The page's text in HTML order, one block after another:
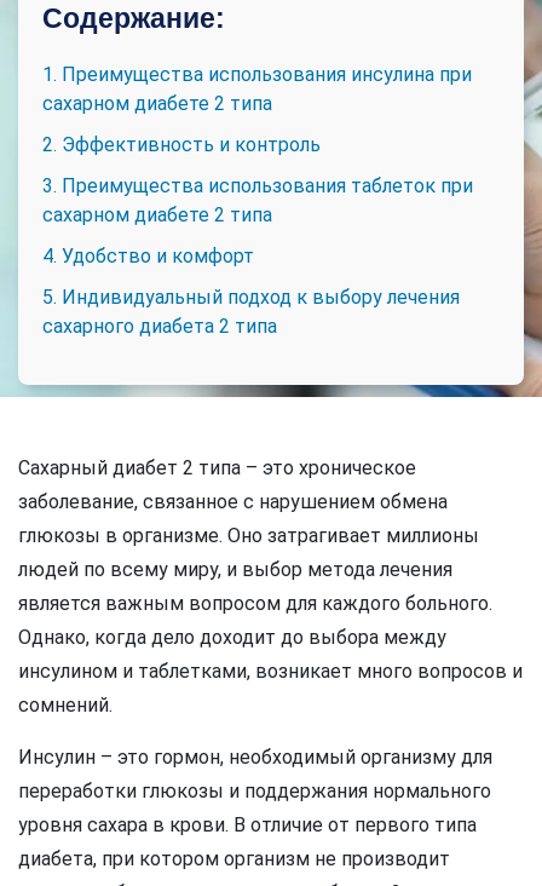
Содержание:
1. Преимущества использования инсулина при
сахарном диабете 2 типа
2. Эффективность и контроль
3. Преимущества использования таблеток при
сахарном диабете 2 типа
4. Удобство и комфорт
5. Индивидуальный подход к выбору лечения
сахарного диабета 2 типа
Сахарный диабет 2 типа – это хроническое
заболевание, связанное с нарушением обмена
глюкозы в организме. Оно затрагивает миллионы
людей по всему миру, и выбор метода лечения
является важным вопросом для каждого больного.
Однако, когда дело доходит до выбора между
инсулином и таблетками, возникает много вопросов и
сомнений.
Инсулин – это гормон, необходимый организму для
переработки глюкозы и поддержания нормального
уровня сахара в крови. В отличие от первого типа
диабета, при котором организм не производит